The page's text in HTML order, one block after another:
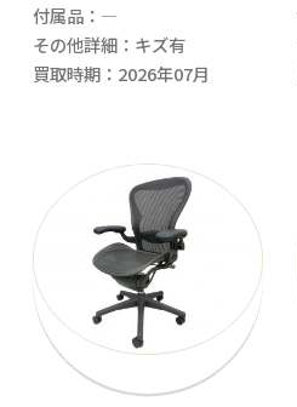
付属品：―
その他詳細：キズ有
買取時期：2026年07月